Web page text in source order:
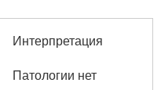
Интерпретация
Патологии нет